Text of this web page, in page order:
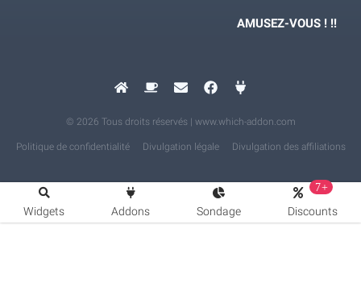
AMUSEZ-VOUS ! !!
© 2026 Tous droits réservés | www.which-addon.com
Politique de confidentialité Divulgation légale Divulgation des affiliations
Widgets Addons Sondage
7+
Discounts